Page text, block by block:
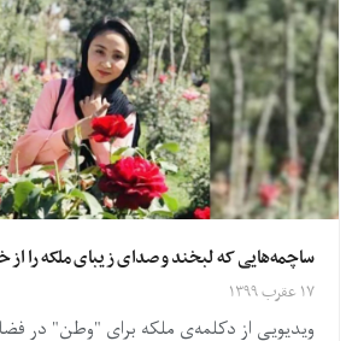
ساچمه‌هایی که لبخند و صدای زیبای ملکه را
۱۷ عقرب ۱۳۹۹
ویدیویی از دکلمه‌ی ملکه برای "وطن" در